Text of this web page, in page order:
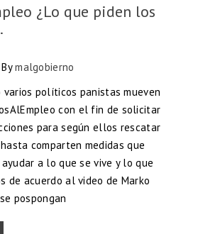
¿Lo que piden los
Bymalgobierno
varios políticos panistas mueven
con el fin de solicitar
para según ellos rescatar
comparten medidas que
a lo que se vive y lo que
de acuerdo al video de Marko
pospongan